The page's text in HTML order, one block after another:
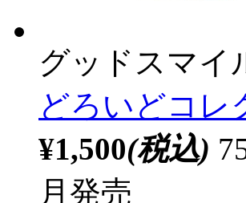
グッドスマイ
どろいどコレ
¥1,500(税込)
月発売